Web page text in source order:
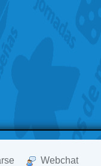
Webchat